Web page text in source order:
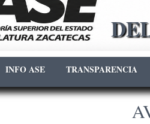
INFO ASE TRANSPARENCIA